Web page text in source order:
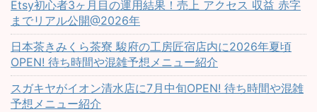
Etsy初心者3ヶ月目の運用結果！売上 アクセス 収益 赤字
までリアル公開@2026年
日本茶きみくら茶寮 駿府の工房匠宿店内に2026年夏頃
OPEN! 待ち時間や混雑予想メニュー紹介
スガキヤがイオン清水店に7月中旬OPEN! 待ち時間や混雑
予想メニュー紹介